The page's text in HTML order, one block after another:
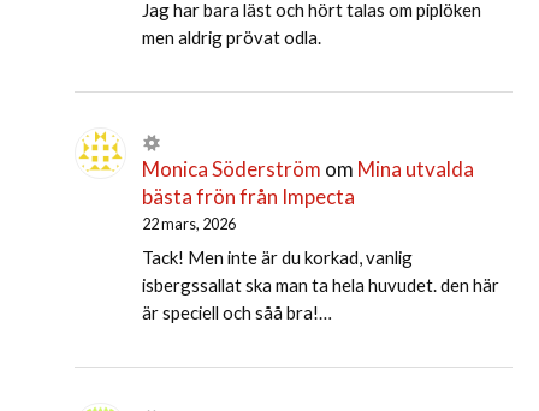
Jag har bara läst och hört talas om piplöken
men aldrig prövat odla.
Monica Söderström om Mina utvalda
bästa frön från Impecta
22 mars, 2026
Tack! Men inte är du korkad, vanlig
isbergssallat ska man ta hela huvudet. den här
är speciell och såå bra!…